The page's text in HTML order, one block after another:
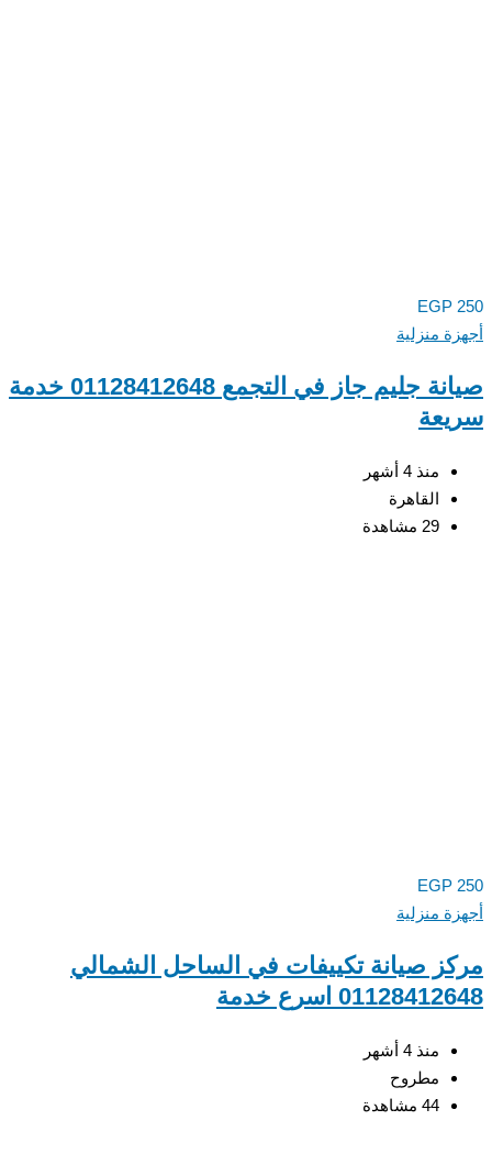
EGP
منزلية
صيانة جليم جاز في التجمع 01128412648 خدمة
منذ 4 أشهر
القاهرة
EGP
منزلية
صيانة تكييفات في الساحل الشمالي
اسرع خدمة
منذ 4 أشهر
مطروح